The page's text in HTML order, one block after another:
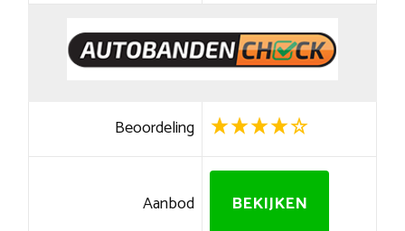
Beoordeling
Aanbod BEKIJKEN